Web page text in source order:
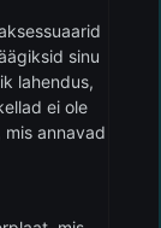
sinu
lahendus,
ei ole
annavad